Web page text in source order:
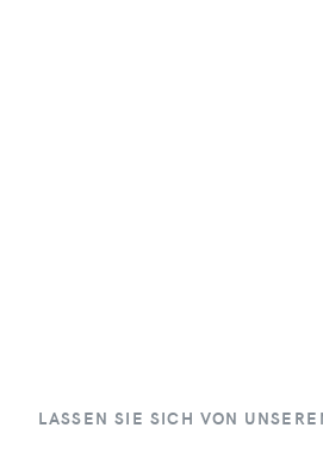
LASSEN SIE SICH VON